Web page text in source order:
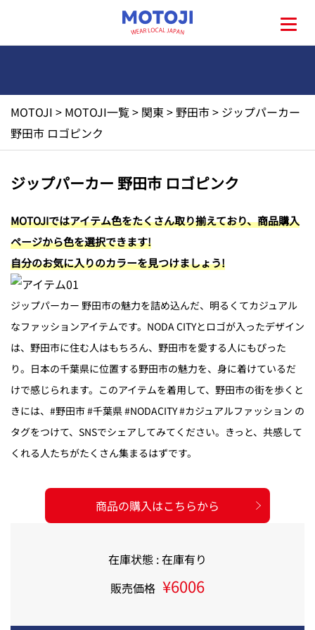
地元一覧
お問い合わせ
MOTOJI > MOTOJI一覧> 関東 > 野田市> ジップパーカー
野田市 ロゴピンク
ジップパーカー 野田市 ロゴピンク
MOTOJIではアイテム色をたくさん取り揃えており、商品購入
ページから色を選択できます!
自分のお気に入りのカラーを見つけましょう!
ジップパーカー 野田市の魅力を詰め込んだ、明るくてカジュアル
なファッションアイテムです。NODA CITYとロゴが入ったデザイン
は、野田市に住む人はもちろん、野田市を愛する人にもぴった
り。日本の千葉県に位置する野田市の魅力を、身に着けているだ
けで感じられます。このアイテムを着用して、野田市の街を歩くと
きには、#野田市 #千葉県 #NODACITY #カジュアルファッション の
タグをつけて、SNSでシェアしてみてください。きっと、共感して
くれる人たちがたくさん集まるはずです。
商品の購入はこちらから
在庫状態 : 在庫有り
販売価格 ¥6006